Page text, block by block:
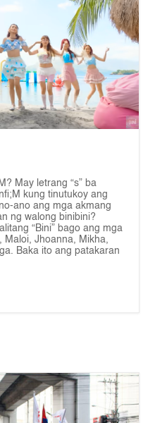
May letrang “s” ba
kung tinutukoy ang
ano ang mga akmang
ng walong binibini?
“Bini” bago ang mga
Maloi, Jhoanna, Mikha,
Baka ito ang patakaran